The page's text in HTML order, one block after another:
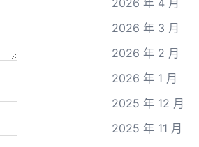
2026 年 4 月
2026 年 3 月
2026 年 2 月
2026 年 1 月
2025 年 12 月
2025 年 11 月